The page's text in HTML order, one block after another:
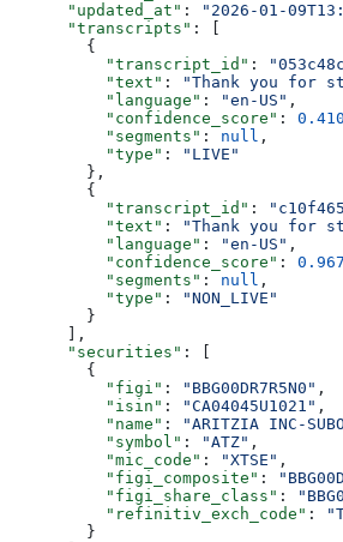
      "updated_at"
: "2026-01-
      "transcripts"
: [
        {
          "transcript_id"
:
          "text"
:
"Thank you for
          "language"
: "en-US" ,
          "confidence_score"
:
          "segments"
: null ,
          "type"
:
"LIVE"
        },
        {
          "transcript_id"
:
          "text"
:
"Thank you for
          "language"
: "en-US" ,
          "confidence_score"
:
          "segments"
: null ,
          "type"
:
"NON_LIVE"
        }
      ],
      "securities"
: [
        {
          "figi"
: "BBG00DR7R5N0" ,
          "isin"
: "CA04045U1021" ,
          "name"
: "ARITZIA INC-
          "symbol"
: "ATZ" ,
          "mic_code"
: "XTSE" ,
          "figi_composite"
:
          "figi_share_class"
:
          "refinitiv_exch_code"
:
        }